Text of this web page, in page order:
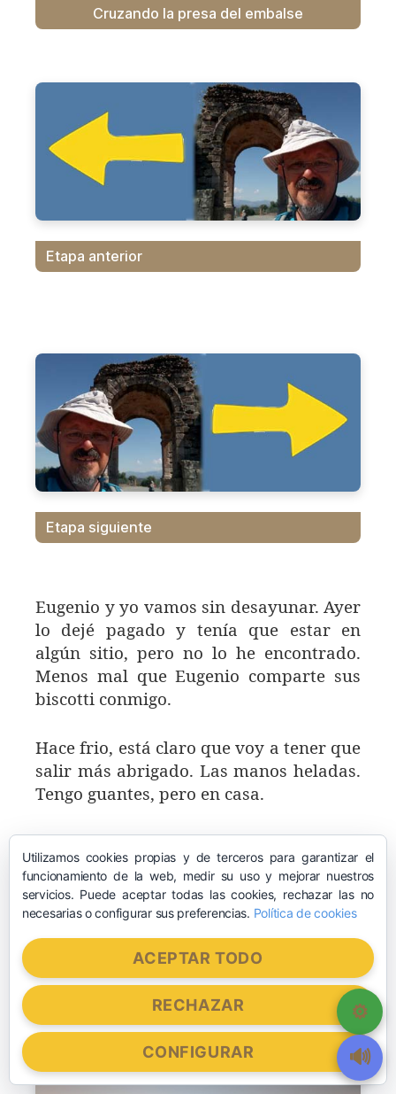
Cruzando la presa del embalse
Etapa anterior
Etapa siguiente
Eugenio y yo vamos sin desayunar. Ayer
lo dejé pagado y tenía que estar en
algún sitio, pero no lo he encontrado.
Menos mal que Eugenio comparte sus
biscotti conmigo.
Hace frio, está claro que voy a tener que
salir más abrigado. Las manos heladas.
Tengo guantes, pero en casa.
En menos de una hora nos ponemos en
la presa del río Tera, la culpable del
embalse de Nuestra Señora del
Agavanzal.
Empieza a amanecer y siempre dan
ganas de sacar fotos.
Utilizamos cookies propias y de terceros para garantizar el
funcionamiento de la web, medir su uso y mejorar nuestros
servicios. Puede aceptar todas las cookies, rechazar las no
necesarias o configurar sus preferencias. Política de cookies
ACEPTAR TODO
RECHAZAR
CONFIGURAR